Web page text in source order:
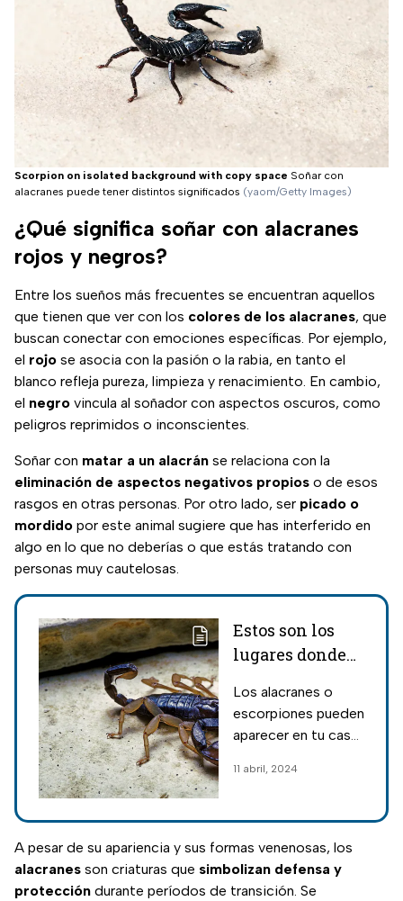
Scorpion on isolated background with copy space Soñar con
alacranes puede tener distintos significados (yaom/Getty Images)
¿Qué significa soñar con alacranes
rojos y negros?
Entre los sueños más frecuentes se encuentran aquellos
que tienen que ver con los colores de los alacranes, que
buscan conectar con emociones específicas. Por ejemplo,
el rojo se asocia con la pasión o la rabia, en tanto el
blanco refleja pureza, limpieza y renacimiento. En cambio,
el negro vincula al soñador con aspectos oscuros, como
peligros reprimidos o inconscientes.
Soñar con matar a un alacrán se relaciona con la
eliminación de aspectos negativos propios o de esos
rasgos en otras personas. Por otro lado, ser picado o
mordido por este animal sugiere que has interferido en
algo en lo que no deberías o que estás tratando con
personas muy cautelosas.
Estos son los
lugares donde
alacranes y
cómo
tu casa
Los alacranes o
escorpiones pueden
aparecer en tu casa;
los lugares donde
encontrarlos.
11 abril, 2024
A pesar de su apariencia y sus formas venenosas, los
alacranes son criaturas que simbolizan defensa y
protección durante períodos de transición. Se